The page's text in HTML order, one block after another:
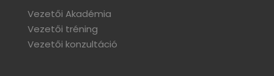
Vezetői Akadémia
Vezetői tréning
Vezetői konzultáció